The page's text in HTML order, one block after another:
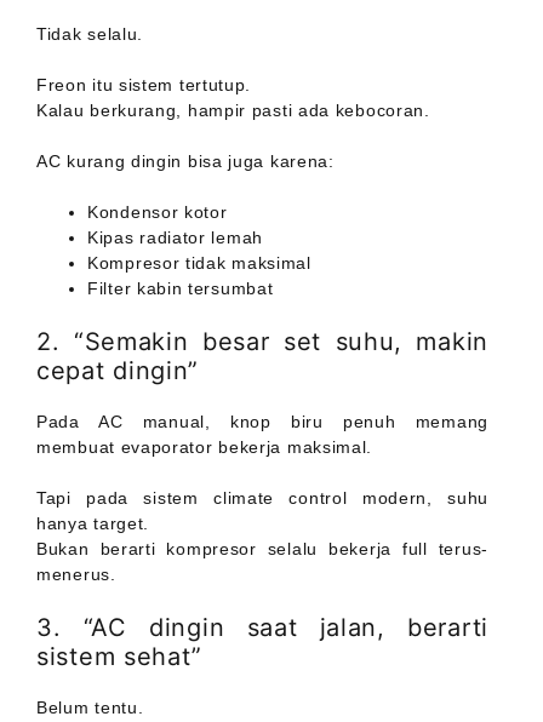
Tidak selalu.
Freon itu sistem tertutup.
Kalau berkurang, hampir pasti ada kebocoran.
AC kurang dingin bisa juga karena:
Kondensor kotor
Kipas radiator lemah
Kompresor tidak maksimal
Filter kabin tersumbat
2. “Semakin besar set suhu, makin
cepat dingin”
Pada AC manual, knop biru penuh memang
membuat evaporator bekerja maksimal.
Tapi pada sistem climate control modern, suhu
hanya target.
Bukan berarti kompresor selalu bekerja full terus-
menerus.
3. “AC dingin saat jalan, berarti
sistem sehat”
Belum tentu.